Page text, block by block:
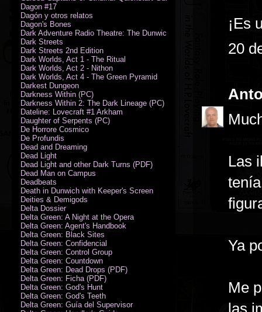
¡Es
20
Las
Ya
Me
las
Dagon #17
Dagón y otros relatos
Dagon's Bones
Dark Adventure Radio Theatre: The Dunwich Horror - Audio CD with
Dark Streets
Dark Streets 2nd Edition
Dark Worlds, Act 1 - The Ritual
Dark Worlds, Act 2 - Nithon
Dark Worlds, Act 4 - The Green Pyramid
Darkest Dungeon
Darkness Within (PC)
Darkness Within 2: The Dark Lineage (PC)
Dateline: Lovecraft #1 Arkham
Daughter of Serpents (PC)
De Horrore Cosmico
De Profundis
Dead and Dreaming
Dead Light
Dead Light and other Dark Turns (PDF)
Dead Man on Campus
Deadbeats
Death in Dunwich with Keeper's Screen
Deities & Demigods
Delta Dossier
Delta Green: A Night at the Opera
Delta Green: Agent's Handbook
Delta Green: Black Sites
Delta Green: Confidencial
Delta Green: Control Group
Delta Green: Countdown
Delta Green: Dead Drops (PDF)
Delta Green: Ficha (PDF)
Delta Green: God's Hunt
Delta Green: God's Teeth
Delta Green: Guía del Supervisor